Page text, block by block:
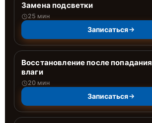
Замена подсветки
25 мин
Записаться
Восстановление после попадания
влаги
20 мин
Записаться